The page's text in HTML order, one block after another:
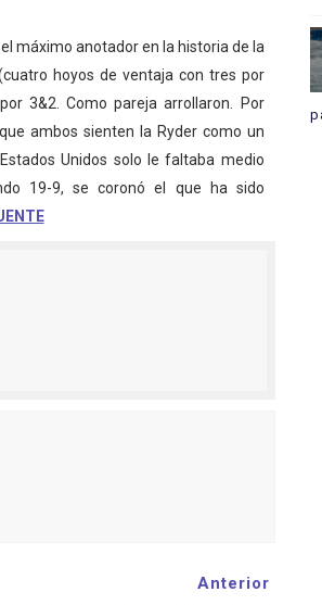
máximo anotador en la historia de la
hoyos de ventaja con tres por
3&2. Como pareja arrollaron. Por
ambos sienten la Ryder como un
Unidos solo le faltaba medio
19-9, se coronó el que ha sido
Anterior